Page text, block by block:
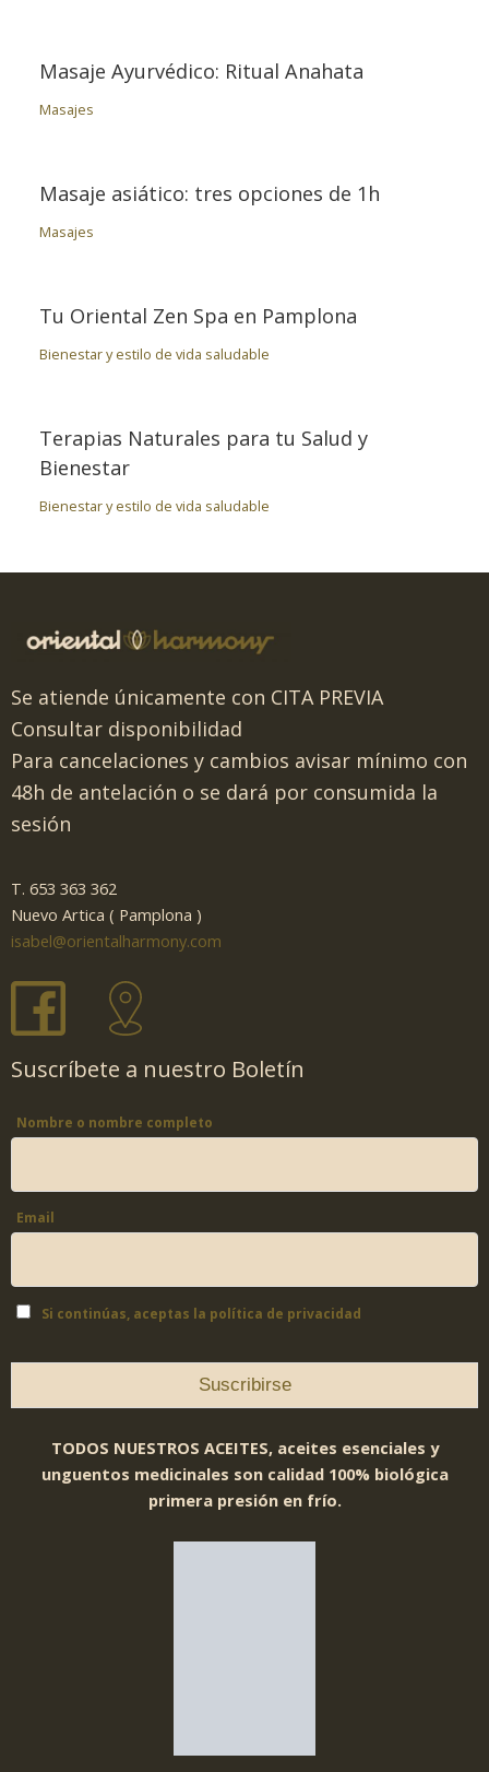
Masaje Ayurvédico: Ritual Anahata
Masajes
Masaje asiático: tres opciones de 1h
Masajes
Tu Oriental Zen Spa en Pamplona
Bienestar y estilo de vida saludable
Terapias Naturales para tu Salud y
Bienestar
Bienestar y estilo de vida saludable
Se atiende únicamente con CITA PREVIA
Consultar disponibilidad
Para cancelaciones y cambios avisar mínimo con
48h de antelación o se dará por consumida la
sesión
T. 653 363 362
Nuevo Artica ( Pamplona )
isabel@orientalharmony.com
Suscríbete a nuestro Boletín
Nombre o nombre completo
Email
Si continúas, aceptas la política de privacidad
TODOS NUESTROS ACEITES, aceites esenciales y
unguentos medicinales son calidad 100% biológica
primera presión en frío.